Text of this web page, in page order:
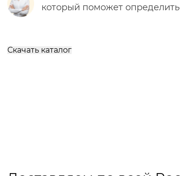
который поможет
Скачать каталог